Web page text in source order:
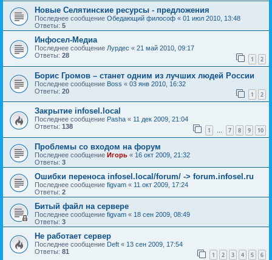
Новые Селятинские ресурсы - предложения
Последнее сообщение Обедающий философ « 01 июл 2010, 13:48
Ответы: 5
Инфосел-Медиа
Последнее сообщение Лурдес « 21 май 2010, 09:17
Ответы: 28 1 2
Борис Громов – станет одним из лучших людей России
Последнее сообщение Boss « 03 янв 2010, 16:32
Ответы: 20 1 2
Закрытие infosel.local
Последнее сообщение Pasha « 11 дек 2009, 21:04
Ответы: 138 1 … 7 8 9 10
Проблемы со входом на форум
Последнее сообщение Игорь « 16 окт 2009, 21:32
Ответы: 3
Ошибки переноса infosel.local/forum/ -> forum.infosel.ru
Последнее сообщение figvam « 11 окт 2009, 17:24
Ответы: 2
Битый файл на сервере
Последнее сообщение figvam « 18 сен 2009, 08:49
Ответы: 3
Не работает сервер
Последнее сообщение Deft « 13 сен 2009, 17:54
Ответы: 81 1 2 3 4 5 6